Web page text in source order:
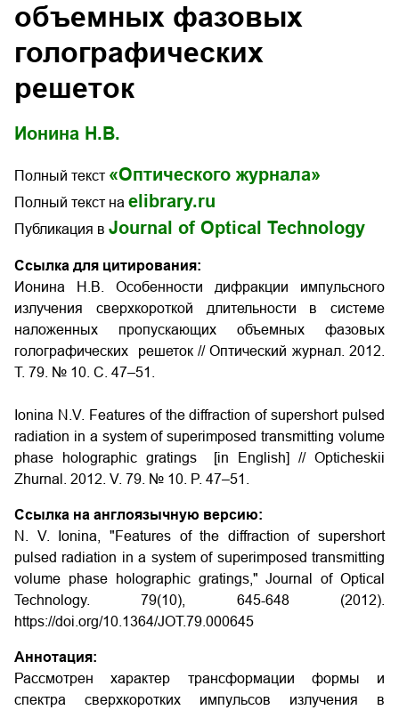
объемных фазовых
голографических
решеток
Ионина Н.В.
Полный текст «Оптического журнала»
Полный текст на elibrary.ru
Публикация в Journal of Optical Technology
Ссылка для цитирования:
Ионина Н.В. Особенности дифракции импульсного
излучения сверхкороткой длительности в системе
наложенных пропускающих объемных фазовых
голографических решеток // Оптический журнал. 2012.
Т. 79. № 10. С. 47–51.
Ionina N.V. Features of the diffraction of supershort pulsed
radiation in a system of superimposed transmitting volume
phase holographic gratings [in English] // Opticheskii
Zhurnal. 2012. V. 79. № 10. P. 47–51.
Ссылка на англоязычную версию:
N. V. Ionina, "Features of the diffraction of supershort
pulsed radiation in a system of superimposed transmitting
volume phase holographic gratings," Journal of Optical
Technology. 79(10), 645-648 (2012).
https://doi.org/10.1364/JOT.79.000645
Аннотация:
Рассмотрен характер трансформации формы и
спектра сверхкоротких импульсов излучения в